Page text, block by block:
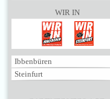
WIR IN
Ibbenbüren
Steinfurt